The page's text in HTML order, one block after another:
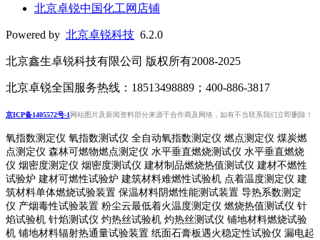
北京卓锐中国化工网店铺
Powered by 北京卓锐科技 6.2.0
北京鑫生卓锐科技有限公司 版权所有2008-2025
北京卓锐全国服务热线：18513498889；400-886-3817
京ICP备1405572号-1网站图片及新闻资料部分来源于合作商及网络，如有不当联系我们立即删除！
氧指数测定仪 氧指数测试仪 全自动氧指数测定仪 燃点测定仪 煤炭燃
点测定仪 森林可燃物燃点测定仪 水平垂直燃烧测试仪 水平垂直燃烧
仪 烟密度测定仪 烟密度测试仪 建材制品燃烧热值测试仪 建材不燃性
试验炉 建材可燃性试验炉 建筑材料难燃性试验机 点着温度测定仪 建
筑材料单体燃烧试验装置 保温材料阴燃性能测试装置 导热系数测定
仪 产烟毒性试验装置 粉尘云最低着火温度测定仪 燃烧热值测试仪 针
焰试验机 针焰测试仪 灼热丝试验机 灼热丝测试仪 铺地材料燃烧试验
机 铺地材料辐射热通量试验装置 纸面石膏板遇火稳定性试验仪 漏电起